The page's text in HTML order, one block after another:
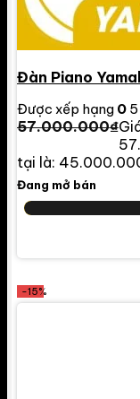
Đàn Piano
Được xếp hạng 05
57.000.000₫
tại là:
Đang mở bán
-15%